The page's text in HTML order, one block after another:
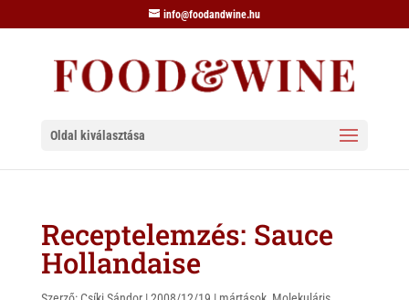
info@foodandwine.hu
Oldal kiválasztása
Receptelemzés: Sauce
Hollandaise